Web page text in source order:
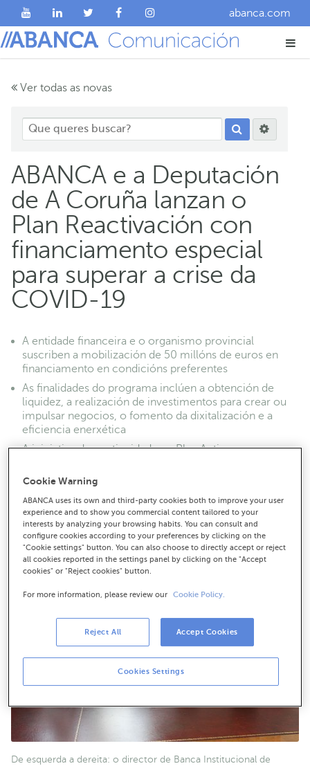
abanca.com
Ver todas as novas
ABANCA e a Deputación
de A Coruña lanzan o
Plan Reactivación con
financiamento especial
para superar a crise da
COVID-19
A entidade financeira e o organismo provincial
suscriben a mobilización de 50 millóns de euros en
financiamento en condicións preferentes
As finalidades do programa inclúen a obtención de
liquidez, a realización de investimentos para crear ou
impulsar negocios, o fomento da dixitalización e a
eficiencia enerxética
A iniciativa da continuidade ao Plan Activamos, que
millóns de euros na provincia para apoiar a familias,
autónomos, empresas e corporacións locais
De esquerda a dereita: o director de Banca Institucional de
Cookie Warning
ABANCA uses its own and third-party cookies both to improve your user
experience and to show you commercial content tailored to your
interests by analyzing your browsing habits. You can consult and
configure cookies according to your preferences by clicking on the
"Cookie settings" button. You can also choose to directly accept or reject
all cookies reported in the settings panel by clicking on the "Accept
cookies" or "Reject cookies" button.
For more information, please review our Cookie Policy.
Cookies Settings
Reject All Accept Cookies